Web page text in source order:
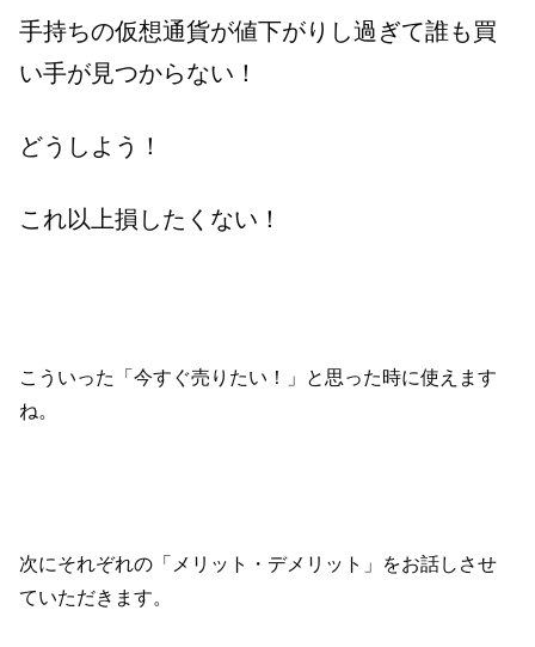
手持ちの仮想通貨が値下がりし過ぎて誰も買
い手が見つからない！
どうしよう！
これ以上損したくない！
こういった「今すぐ売りたい！」と思った時に使えます
ね。
次にそれぞれの「メリット・デメリット」をお話しさせ
ていただきます。